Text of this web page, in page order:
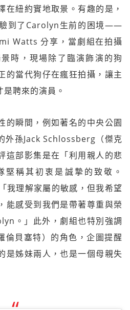
在紐約實地取景。有趣的是，
到了Carolyn生前的困境——
Watts 分享，當劇組在拍攝
時，現場除了臨演飾演的狗
的當代狗仔在瘋狂拍攝，讓主
聘來的演員。
的瞬間，例如著名的中央公園
外孫Jack Schlossberg（傑克
這部影集是在「利用親人的悲
堅稱其初衷是誠摯的致敬。
我理解家屬的敏感，但我希望
能感受到我們是帶著尊重與榮
。」此外，劇組也特別強調
貝塞特）的角色，企圖提醒
是姊妹兩人，也是一個母親失